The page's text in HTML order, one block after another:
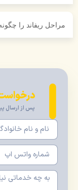
ریفاند را چگونه آغاز
درخواست
پس از ارسال پیام